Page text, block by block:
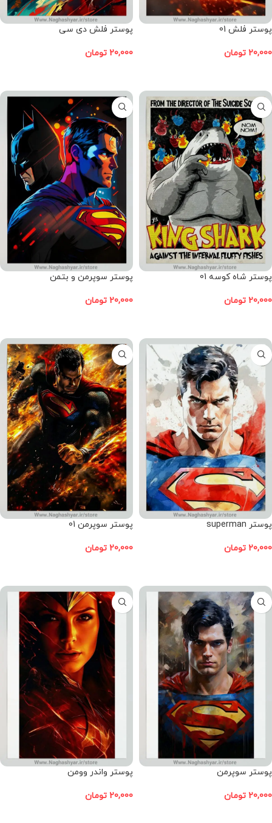
پوستر فلش 01
20,000 تومان
پوستر فلش دی سی
20,000 تومان
پوستر شاه کوسه 01
20,000 تومان
پوستر سوپرمن و بتمن
20,000 تومان
پوستر superman
20,000 تومان
پوستر سوپرمن 01
20,000 تومان
پوستر سوپرمن
20,000 تومان
پوستر واندر وومن
20,000 تومان